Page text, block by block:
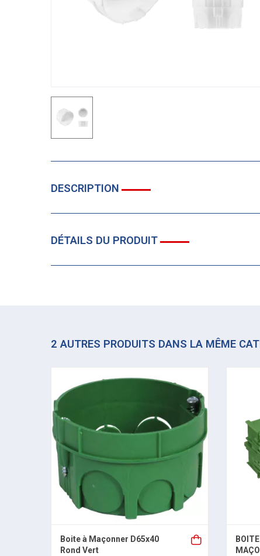
DESCRIPTION
DÉTAILS DU PRODUIT
2 AUTRES PRODUITS DANS LA MÊME
Boite à Maçonner D65x40
Rond Vert